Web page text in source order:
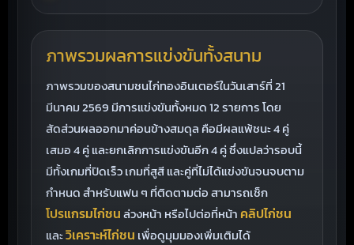
ภาพรวมผลการแข่งขันทั้งสนาม
ภาพรวมของสนามชนไก่ทองอินเตอร์ในวันเสาร์ที่ 21
มีนาคม 2569 มีการแข่งขันทั้งหมด 12 รายการ โดย
สัดส่วนผลออกมาค่อนข้างสมดุล คือมีผลแพ้ชนะ 4 คู่
เสมอ 4 คู่ และยกเลิกการแข่งขันอีก 4 คู่ ซึ่งแปลว่ารอบนี้
มีทั้งเกมที่ปิดเร็ว เกมที่สูสี และคู่ที่ไม่ได้แข่งขันจนจบตาม
กำหนด สำหรับแฟน ๆ ที่ติดตามต่อ สามารถเช็ก
โปรแกรมไก่ชนล่วงหน้า หรือไปต่อที่หน้า คลิปไก่ชน
และวิเคราะห์ไก่ชน เพื่อดูมุมมองเพิ่มเติมได้